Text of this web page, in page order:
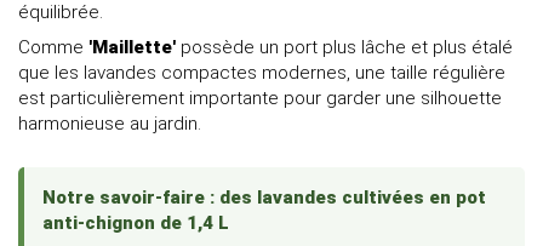
équilibrée.
Comme 'Maillette' possède un port plus lâche et plus étalé
que les lavandes compactes modernes, une taille régulière
est particulièrement importante pour garder une silhouette
harmonieuse au jardin.
Notre savoir-faire : des lavandes cultivées en pot
anti-chignon de 1,4 L